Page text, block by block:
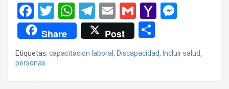
F
a
ce
b
o
T
wi
tt
er
W
h
at
s
A
T
el
e
gr
a
E
m
ail
G
m
ail
Y
o
o
n
g
Share Post
o
m
p
Etiquetas: capacitacion laboral , Discapacidad, Incluir salud,
personas